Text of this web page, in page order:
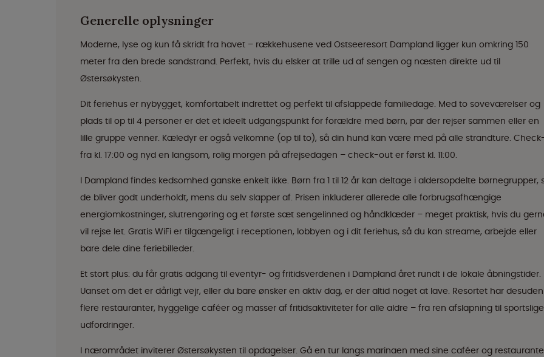
Generelle oplysninger
Moderne, lyse og kun få skridt fra havet – rækkehusene ved Ostseeresort Dampland ligger kun omkring 150
meter fra den brede sandstrand. Perfekt, hvis du elsker at trille ud af sengen og næsten direkte ud til
Østersøkysten.
Dit feriehus er nybygget, komfortabelt indrettet og perfekt til afslappede familiedage. Med to soveværelser og
plads til op til 4 personer er det et ideelt udgangspunkt for forældre med børn, par der rejser sammen eller en
lille gruppe venner. Kæledyr er også velkomne (op til to), så din hund kan være med på alle strandture.
fra kl. 17:00 og nyd en langsom, rolig morgen på afrejsedagen – check-out er først kl. 11:00.
I Dampland findes kedsomhed ganske enkelt ikke. Børn fra 1 til 12 år kan deltage i aldersopdelte børnegrupper,
de bliver godt underholdt, mens du selv slapper af. Prisen inkluderer allerede alle forbrugsafhængige
energiomkostninger, slutrengøring og et første sæt sengelinned og håndklæder – meget praktisk, hvis du
vil rejse let. Gratis WiFi er tilgængeligt i receptionen, lobbyen og i dit feriehus, så du kan streame, arbejde eller
bare dele dine feriebilleder.
Et stort plus: du får gratis adgang til eventyr- og fritidsverdenen i Dampland året rundt i de lokale åbningstider.
Uanset om det er dårligt vejr, eller du bare ønsker en aktiv dag, er der altid noget at lave. Resortet har desuden
flere restauranter, hyggelige caféer og masser af fritidsaktiviteter for alle aldre – fra ren afslapning til sportslige
udfordringer.
I nærområdet inviterer Østersøkysten til opdagelser. Gå en tur langs marinaen med sine caféer og